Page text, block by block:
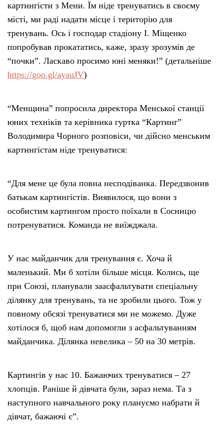
картингісти з Мени. Їм ніде тренуватись в своєму
місті, ми раді надати місце і територію для
тренувань. Ось і господар стадіону І. Міщенко
попробував прокататись, каже, зразу зрозумів де
“почки”. Ласкаво просимо юні меняки!” (детальніше
https://goo.gl/ayauJV)
“Менщина” попросила директора Менської станції
юних техніків та керівника гуртка “Картинг”
Володимира Чорного розповіси, чи дійсно менським
картингістам ніде тренуватися:
“Для мене це була повна несподіванка. Передзвонив
батькам картингістів. Виявилося, що вони з
особистим картингом просто поїхали в Сосницю
потренуватися. Команда не виїжджала.
У нас майданчик для тренування є. Хоча й
маленький. Ми б хотіли більше місця. Колись, ще
при Союзі, планували заасфальтувати спеціальну
ділянку для тренувань, та не зробили цього. Тож у
повному обсязі тренуватися ми не можемо. Дуже
хотілося б, щоб нам допомогли з асфальтуванням
майданчика. Ділянка невелика – 50 на 30 метрів.
Картингів у нас 10. Бажаючих тренуватися – 27
хлопців. Раніше й дівчата були, зараз нема. Та з
наступного навчального року плануємо набрати й
дівчат, бажаючі є”.